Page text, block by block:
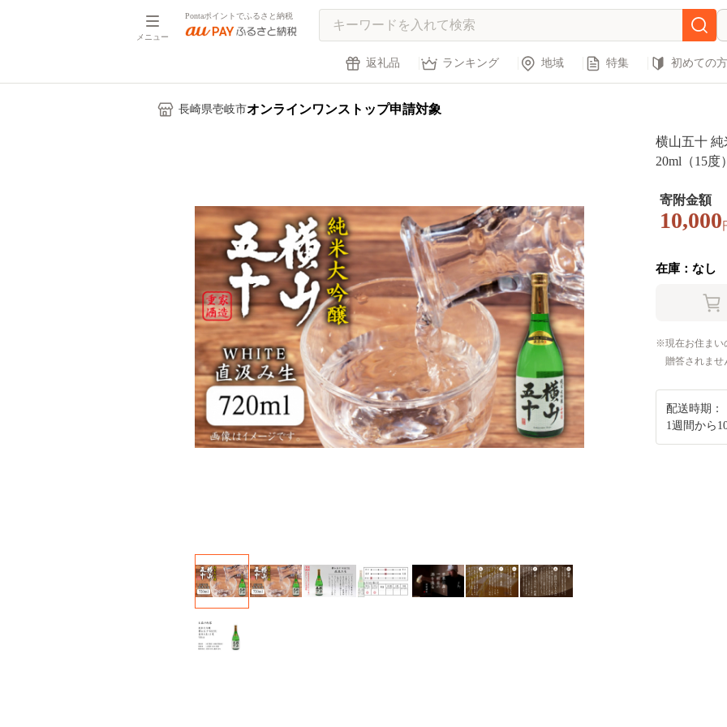
メニュー
Pontaポイントでふるさと納税
返礼品 ランキング 地域 特集 初めての方
長崎県壱岐市オンラインワンストップ申請対象
横山五十
20ml（15
00円 1万円
寄附金額
10,000
在庫：なし
現在お住まい
贈答されませ
配送時期：
1週間から